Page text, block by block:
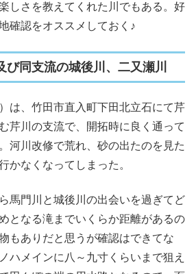
しさを教えてくれた川でもある。好
確認をオススメしておく♪
同支流の城後川、二又瀬川
は、竹田市直入町下田北立石にて芹
芹川の支流で、開拓時に良く通って
河川改修で荒れ、砂の出たのを見た
かなくなってしまった。
馬門川と城後川の出会いを過ぎてど
となる滝までいくらか距離があるの
もありだと思うが確認はできてな
ハメインに八～九寸くらいまで狙え